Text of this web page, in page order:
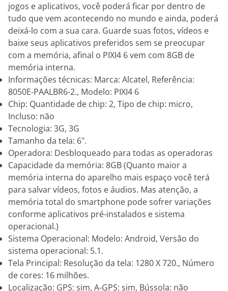
jogos e aplicativos, você poderá ficar por dentro de
tudo que vem acontecendo no mundo e ainda, poderá
deixá-lo com a sua cara. Guarde suas fotos, vídeos e
baixe seus aplicativos preferidos sem se preocupar
com a memória, afinal o PIXI4 6 vem com 8GB de
memória interna.
Informações técnicas: Marca: Alcatel, Referência:
8050E-PAALBR6-2., Modelo: PIXI4 6
Chip: Quantidade de chip: 2, Tipo de chip: micro,
Incluso: não
Tecnologia: 3G, 3G
Tamanho da tela: 6".
Operadora: Desbloqueado para todas as operadoras
Capacidade da memória: 8GB (Quanto maior a
memória interna do aparelho mais espaço você terá
para salvar vídeos, fotos e áudios. Mas atenção, a
memória total do smartphone pode sofrer variações
conforme aplicativos pré-instalados e sistema
operacional.)
Sistema Operacional: Modelo: Android, Versão do
sistema operacional: 5.1.
Tela Principal: Resolução da tela: 1280 X 720., Número
de cores: 16 milhões.
Localização: GPS: sim, A-GPS: sim, Bússola: não